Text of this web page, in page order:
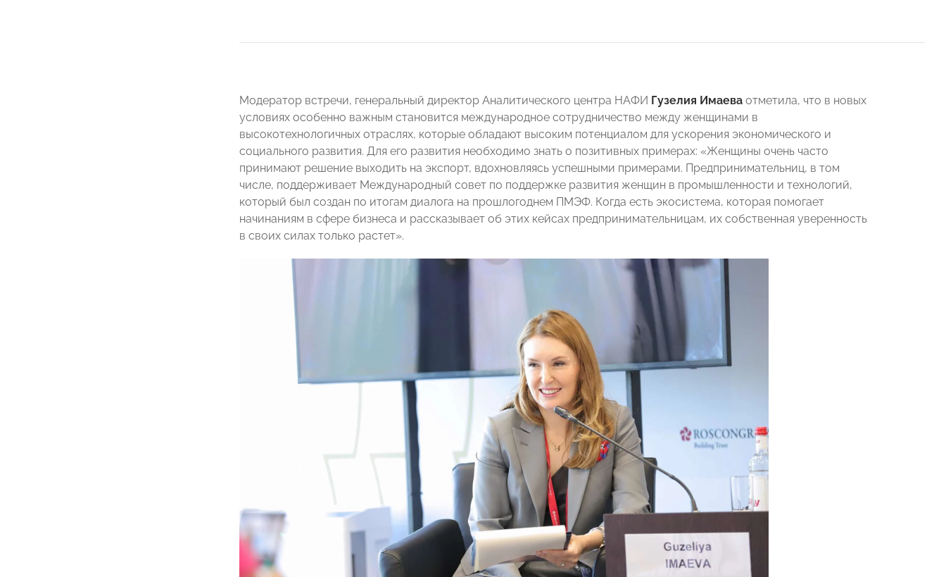
Модератор встречи, генеральный директор Аналитического центра НАФИ Гузелия Имаева отметила, что в новых
условиях особенно важным становится международное сотрудничество между женщинами в
высокотехнологичных отраслях, которые обладают высоким потенциалом для ускорения экономического и
социального развития. Для его развития необходимо знать о позитивных примерах: «Женщины очень часто
принимают решение выходить на экспорт, вдохновляясь успешными примерами. Предпринимательниц, в том
числе, поддерживает Международный совет по поддержке развития женщин в промышленности и технологий,
который был создан по итогам диалога на прошлогоднем ПМЭФ. Когда есть экосистема, которая помогает
начинаниям в сфере бизнеса и рассказывает об этих кейсах предпринимательницам, их собственная уверенность
в своих силах только растет».